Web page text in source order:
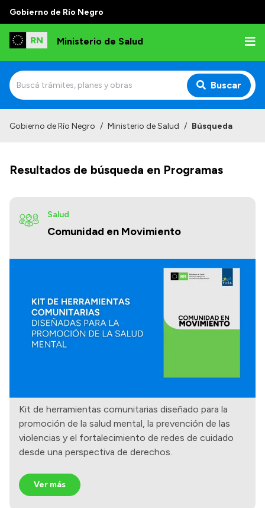
Gobierno de Río Negro
Ministerio de Salud
Buscar
Normativa y Funciones
Consejos locales
Boletín Oficial
Compras y licitaciones
Consulta de expedientes
Intranet
Login
Gobierno de Río Negro / Ministerio de Salud / Búsqueda
Resultados de búsqueda en Programas
Comunidad en Movimiento
Salud
Kit de herramientas comunitarias diseñado para la
promoción de la salud mental, la prevención de las
violencias y el fortalecimiento de redes de cuidado
desde una perspectiva de derechos.
Ver más